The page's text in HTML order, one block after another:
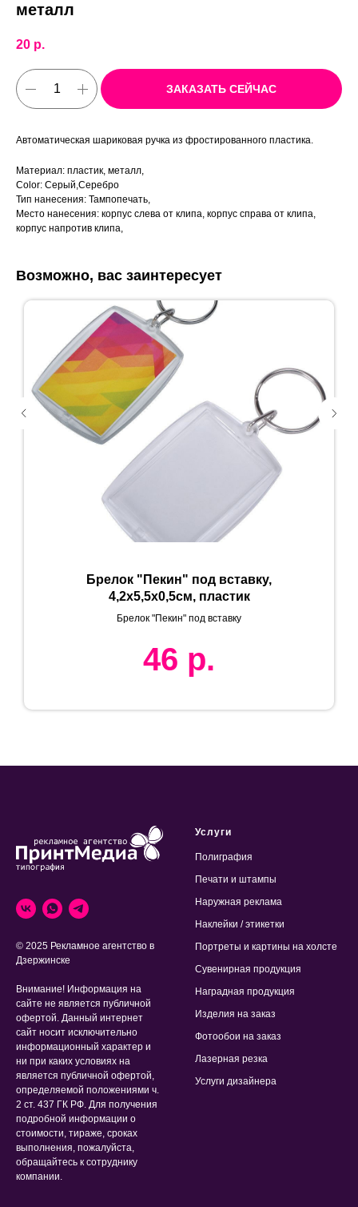
металл
20 р.
ЗАКАЗАТЬ СЕЙЧАС
Автоматическая шариковая ручка из фростированного пластика.
Материал: пластик, металл,
Color: Серый,Серебро
Тип нанесения: Тампопечать,
Место нанесения: корпус слева от клипа, корпус справа от клипа,
корпус напротив клипа,
Возможно, вас заинтересует
Брелок "Пекин" под вставку,
4,2х5,5х0,5см, пластик
Брелок "Пекин" под вставку
46 р.
© 2025 Рекламное агентство в
Дзержинске
Внимание! Информация на
сайте не является публичной
офертой. Данный интернет
сайт носит исключительно
информационный характер и
ни при каких условиях на
является публичной офертой,
определяемой положениями ч.
2 ст. 437 ГК РФ. Для получения
подробной информации о
стоимости, тираже, сроках
выполнения, пожалуйста,
обращайтесь к сотруднику
компании.
Услуги
Полиграфия
Печати и штампы
Наружная реклама
Наклейки / этикетки
Портреты и картины на холсте
Сувенирная продукция
Наградная продукция
Изделия на заказ
Фотообои на заказ
Лазерная резка
Услуги дизайнера